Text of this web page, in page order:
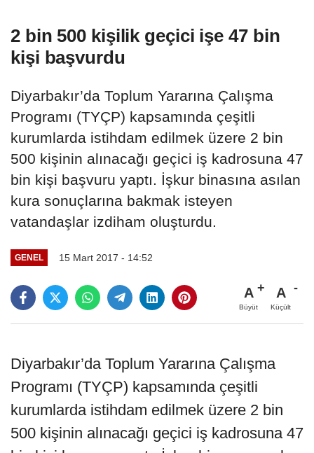
2 bin 500 kişilik geçici işe 47 bin
kişi başvurdu
Diyarbakır’da Toplum Yararına Çalışma
Programı (TYÇP) kapsamında çeşitli
kurumlarda istihdam edilmek üzere 2 bin
500 kişinin alınacağı geçici iş kadrosuna 47
bin kişi başvuru yaptı. İşkur binasına asılan
kura sonuçlarına bakmak isteyen
vatandaşlar izdiham oluşturdu.
GENEL 15 Mart 2017 - 14:52
A
Büyüt
A
Küçült
Diyarbakır’da Toplum Yararına Çalışma
Programı (TYÇP) kapsamında çeşitli
kurumlarda istihdam edilmek üzere 2 bin
500 kişinin alınacağı geçici iş kadrosuna 47